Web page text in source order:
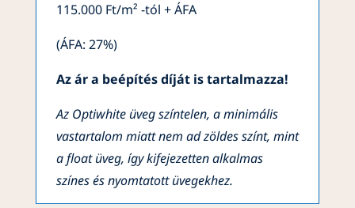
115.000 Ft/m² -tól + ÁFA
(ÁFA: 27%)
Az ár a beépítés díját is tartalmazza!
Az Optiwhite üveg színtelen, a minimális
vastartalom miatt nem ad zöldes színt, mint
a float üveg, így kifejezetten alkalmas
színes és nyomtatott üvegekhez.